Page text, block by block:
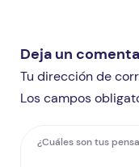
Deja un
Tu dirección de
Los campos